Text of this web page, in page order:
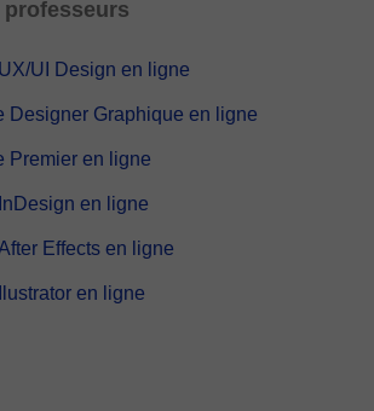
UI Design en ligne
Designer Graphique en ligne
Premier en ligne
en ligne
Effects en ligne
en ligne